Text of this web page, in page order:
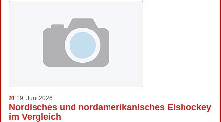
19. Juni 2026
Nordisches und nordamerikanisches Eishockey
im Vergleich